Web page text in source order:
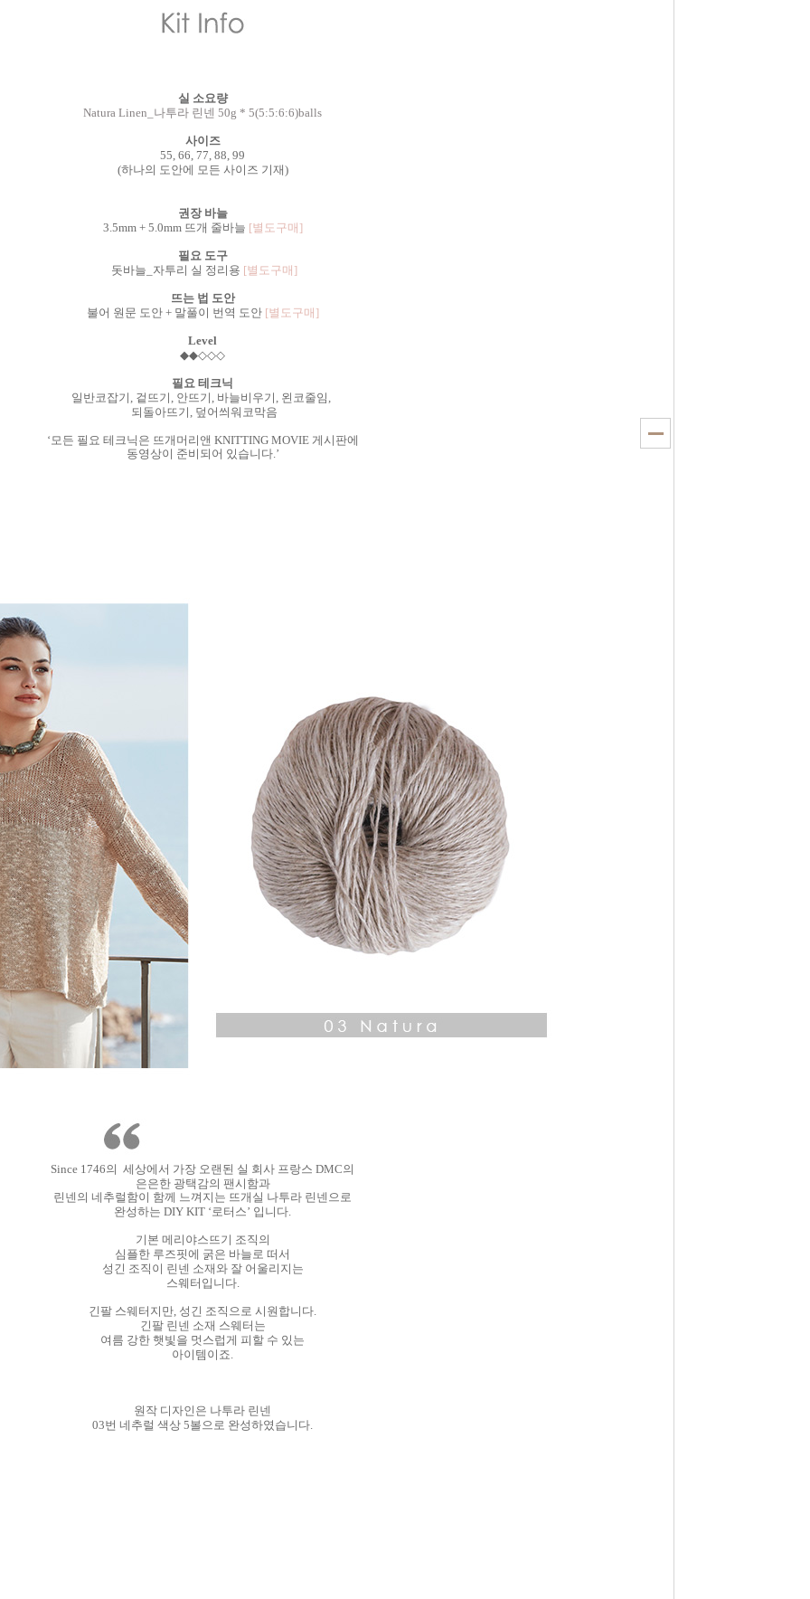
실 소요량
Natura Linen_나투라 린넨 50g * 5(5:5:6:6)balls
사이즈
55, 66, 77, 88, 99
(하나의 도안에 모든 사이즈 기재)
권장 바늘
3.5mm + 5.0mm 뜨개 줄바늘 [별도구매]
필요 도구
돗바늘_자투리 실 정리용 [별도구매]
뜨는 법 도안
불어 원문 도안 + 말풀이 번역 도안 [별도구매]
Level
◆◆◇◇◇
필요 테크닉
일반코잡기, 겉뜨기, 안뜨기, 바늘비우기, 왼코줄임,
되돌아뜨기, 덮어씌워코막음
‘모든 필요 테크닉은 뜨개머리앤 KNITTING MOVIE 게시판에
동영상이 준비되어 있습니다.’
Since 1746의 세상에서 가장 오랜된 실 회사 프랑스 DMC의
은은한 광택감의 팬시함과
린넨의 네추럴함이 함께 느껴지는 뜨개실 나투라 린넨으로
완성하는 DIY KIT ‘로터스’ 입니다.
기본 메리야스뜨기 조직의
심플한 루즈핏에 굵은 바늘로 떠서
성긴 조직이 린넨 소재와 잘 어울리지는
스웨터입니다.
긴팔 스웨터지만, 성긴 조직으로 시원합니다.
긴팔 린넨 소재 스웨터는
여름 강한 햇빛을 멋스럽게 피할 수 있는
아이템이죠.
원작 디자인은 나투라 린넨
03번 네추럴 색상 5볼으로 완성하였습니다.